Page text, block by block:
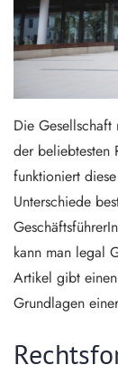
Die
der beliebtesten
funktioniert
Unterschiede
kann man legal
Artikel gibt
Grundlagen